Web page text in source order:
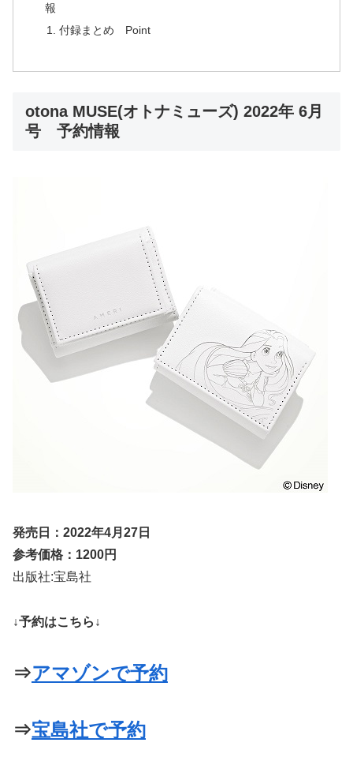
報
付録まとめ Point
otona MUSE(オトナミューズ) 2022年 6月
号 予約情報
発売日：2022年4月27日
参考価格：1200円
出版社:宝島社
↓予約はこちら↓
⇒アマゾンで予約
⇒宝島社で予約